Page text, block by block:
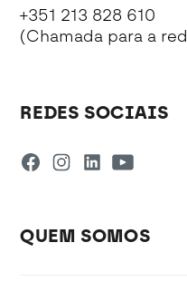
+351 213 828 610
(Chamada para a
REDES SOCIAIS
QUEM SOMOS